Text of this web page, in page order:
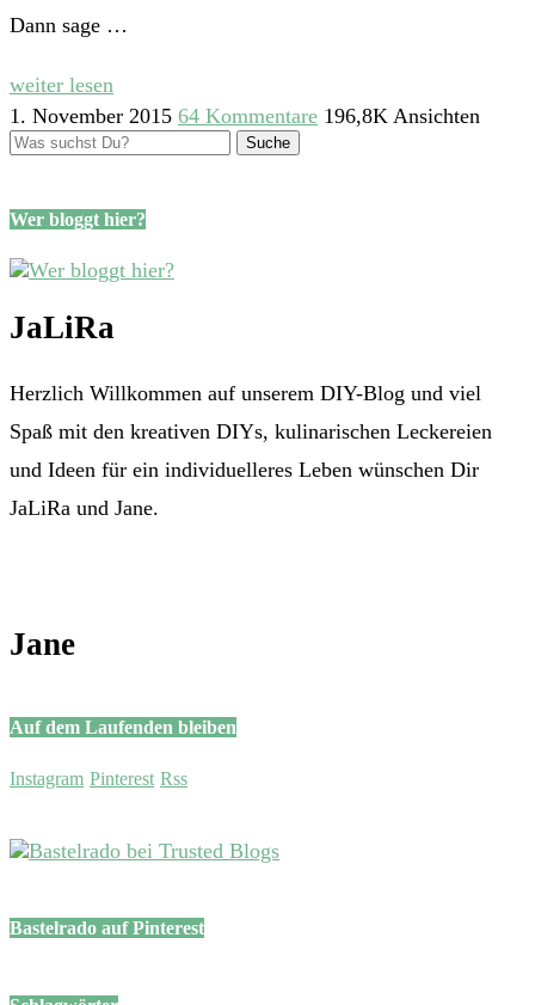
Dann sage …
weiter lesen
1. November 2015 64 Kommentare 196,8K Ansichten
Wer bloggt hier?
JaLiRa
Herzlich Willkommen auf unserem DIY-Blog und viel
Spaß mit den kreativen DIYs, kulinarischen Leckereien
und Ideen für ein individuelleres Leben wünschen Dir
JaLiRa und Jane.
Jane
Auf dem Laufenden bleiben
Instagram Pinterest Rss
Bastelrado auf Pinterest